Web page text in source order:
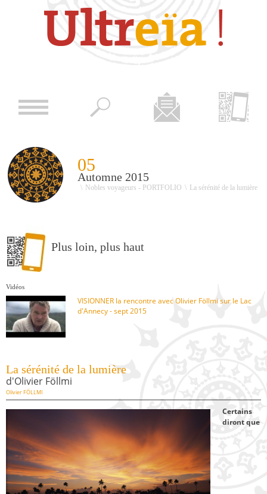
05
Automne 2015
\ Nobles voyageurs - PORTFOLIO \ La sérénité de la lumière
Plus loin, plus haut
Vidéos
VISIONNER la rencontre avec Olivier Föllmi sur le Lac
d'Annecy - sept 2015
La sérénité de la lumière
d'Olivier Föllmi
Olivier FÖLLMI
Certains
diront que